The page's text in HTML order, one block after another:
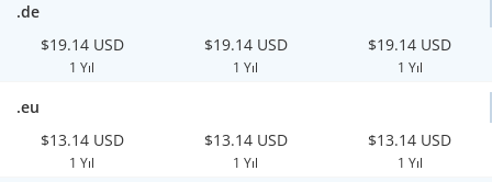
.de
$19.14 USD
1 Yıl
$19.14 USD
1 Yıl
$19.14 USD
1 Yıl
.eu
$13.14 USD
1 Yıl
$13.14 USD
1 Yıl
$13.14 USD
1 Yıl